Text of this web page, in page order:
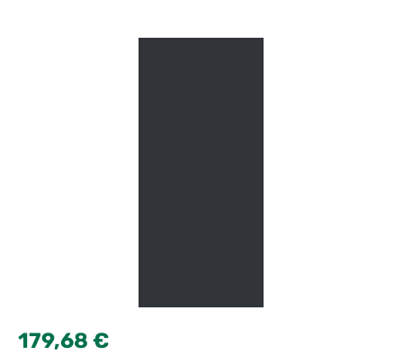
Regulärer Preis:
179,68 €